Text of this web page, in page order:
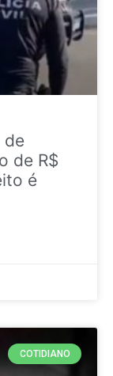
de
de R$
é
COTIDIANO